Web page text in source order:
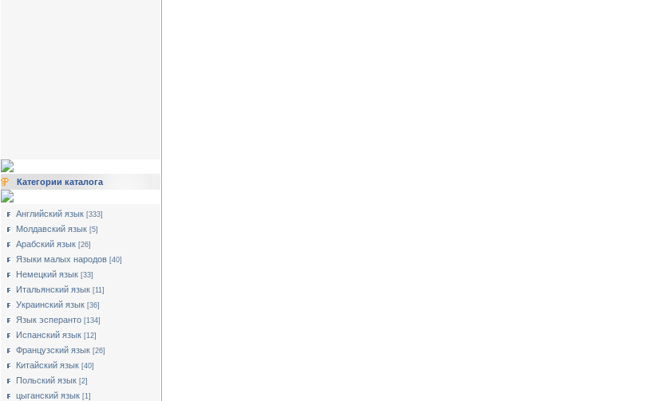
Категории каталога
Английский язык [333]
Молдавский язык [5]
Арабский язык [26]
Языки малых народов [40]
Немецкий язык [33]
Итальянский язык [11]
Украинский язык [36]
Язык эсперанто [134]
Испанский язык [12]
Французский язык [26]
Китайский язык [40]
Польский язык [2]
цыганский язык [1]